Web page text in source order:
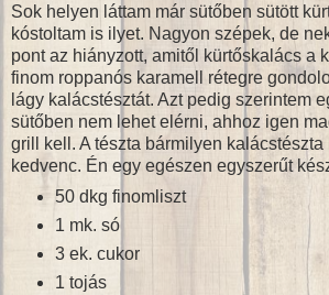
Sok helyen láttam már sütőben sütött
kóstoltam is ilyet. Nagyon szépek, de
pont az hiányzott, amitől kürtőskalács a
finom roppanós karamell rétegre
lágy kalácstésztát. Azt pedig szerintem
sütőben nem lehet elérni, ahhoz igen
grill kell. A tészta bármilyen kalácstészta
kedvenc. Én egy egészen egyszerűt
50 dkg finomliszt
1 mk. só
3 ek. cukor
1 tojás